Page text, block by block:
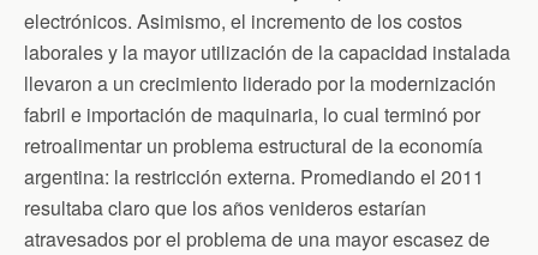
electrónicos. Asimismo, el incremento de los costos
laborales y la mayor utilización de la capacidad instalada
llevaron a un crecimiento liderado por la modernización
fabril e importación de maquinaria, lo cual terminó por
retroalimentar un problema estructural de la economía
argentina: la restricción externa. Promediando el 2011
resultaba claro que los años venideros estarían
atravesados por el problema de una mayor escasez de